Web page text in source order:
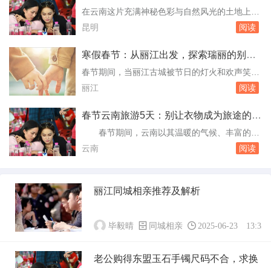
工距离昆明市区约80公里的石林，是必游之地。
这里以其壮观的喀斯特地貌闻名于世，被誉为...
的传奇旅程
在云南这片充满神秘色彩与自然风光的土地上，
昆明市昆明穆桂英旅行社如同一颗璀璨的明珠，
者深入探索这座“春城”的每一个角落。自成立以
宗旨，不仅为游客提供了丰富的旅游线路选择，
更在每一次旅行中融入了地方文化的深度体验，
昆明 阅读
寒假春节：从丽江出发，探索瑞丽的别样
风情
春节期间，当丽江古城被节日的灯火和欢声笑语
装点得格外温馨时，不少旅者开始寻找那些能将
的地。瑞丽，这座位于中国西南边陲的小城，以
光，成为了寒假春节期间一个不可多得的旅游选
择。本文将为您详细规划从丽江出发到瑞丽的行
丽江 阅读
春节云南旅游5天：别让衣物成为旅途的烦
春节期间，云南以其温暖的气候、丰富的民
族文化、壮丽的自然风光和诱人的美食成为了众
带换洗衣物的问题。以下是对这一问题的详细探
讨，希望能为你的云南之旅提供实用建议。#云
量的关...
云南 阅读
丽江同城相亲推荐及解析
毕毅晴 同城相亲 2025-06-23
老公购得东盟玉石手镯尺码不合，求换